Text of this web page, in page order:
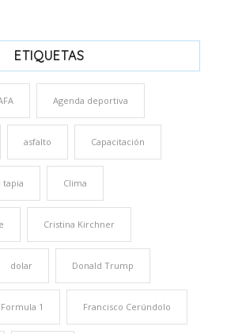
ETIQUETAS
Agenda deportiva
asfalto Capacitación
tapia Clima
Cristina Kirchner
dolar Donald Trump
Formula 1 Francisco Cerúndolo